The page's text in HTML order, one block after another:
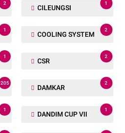
2
CILEUNGSI
1
1
COOLING SYSTEM
2
1
CSR
2
205
DAMKAR
2
1
DANDIM CUP VII
1